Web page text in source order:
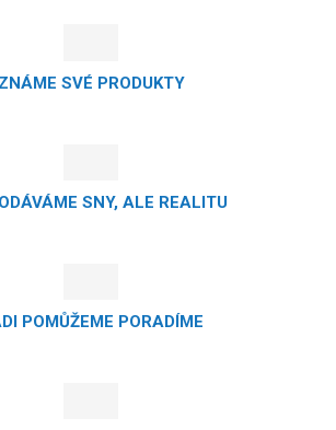
ZNÁME SVÉ PRODUKTY
SNY, ALE REALITU
POMŮŽEME PORADÍME